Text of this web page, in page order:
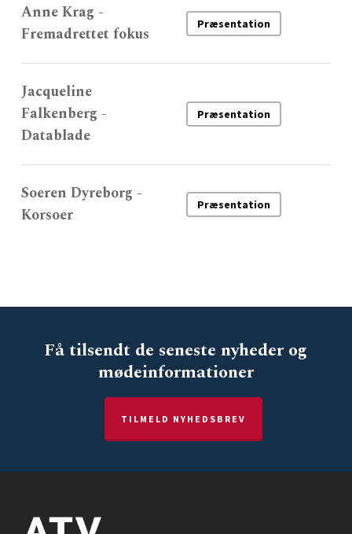
Anne Krag -
Fremadrettet fokus
Præsentation
Jacqueline
Falkenberg -
Datablade
Præsentation
Soeren Dyreborg -
Korsoer
Præsentation
Få tilsendt de seneste nyheder og
mødeinformationer
TILMELD NYHEDSBREV